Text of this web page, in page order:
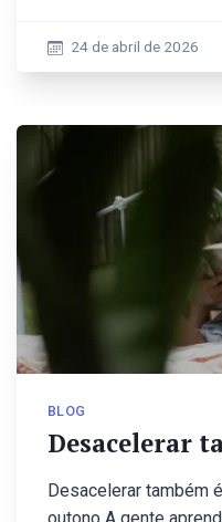
24 de abril de 2026
BLOG
Desacelerar
Desacelerar também